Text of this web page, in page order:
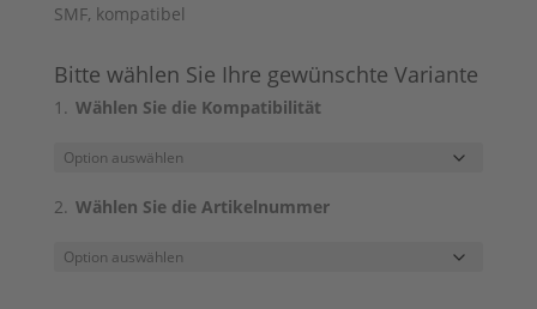
SMF, kompatibel
Bitte wählen Sie Ihre gewünschte Variante
Wählen Sie die Kompatibilität
Wählen Sie die Artikelnummer